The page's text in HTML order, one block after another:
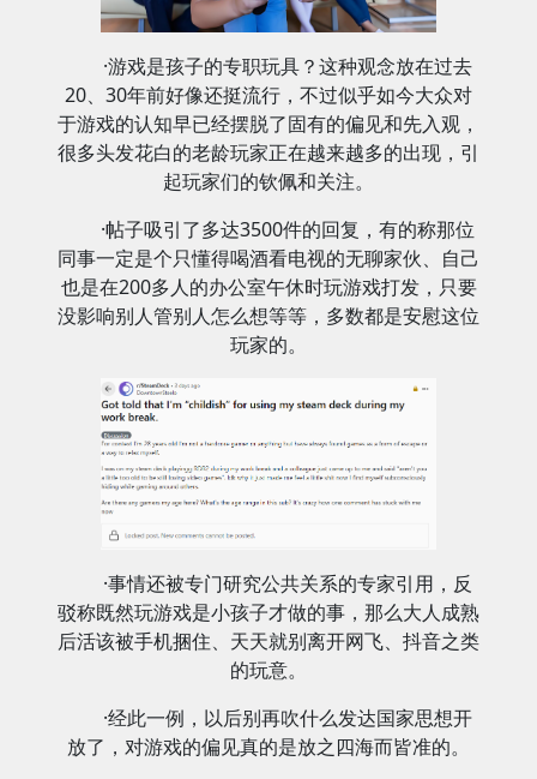
·游戏是孩子的专职玩具？这种观念放在过去
20、30年前好像还挺流行，不过似乎如今大众对
于游戏的认知早已经摆脱了固有的偏见和先入观，
很多头发花白的老龄玩家正在越来越多的出现，引
起玩家们的钦佩和关注。
·帖子吸引了多达3500件的回复，有的称那位
同事一定是个只懂得喝酒看电视的无聊家伙、自己
也是在200多人的办公室午休时玩游戏打发，只要
没影响别人管别人怎么想等等，多数都是安慰这位
玩家的。
·事情还被专门研究公共关系的专家引用，反
驳称既然玩游戏是小孩子才做的事，那么大人成熟
后活该被手机捆住、天天就别离开网飞、抖音之类
的玩意。
·经此一例，以后别再吹什么发达国家思想开
放了，对游戏的偏见真的是放之四海而皆准的。